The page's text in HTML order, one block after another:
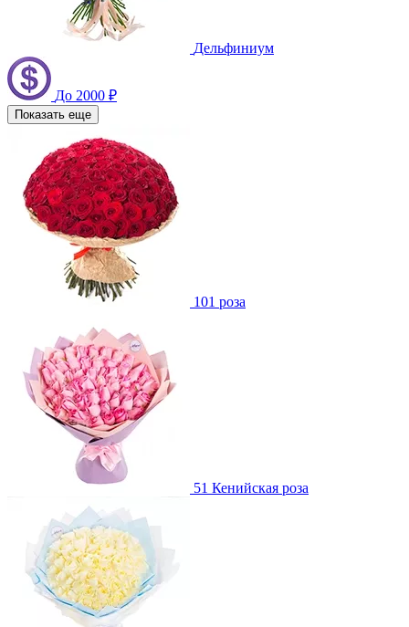
Дельфиниум
До 2000 ₽
Показать еще
101 роза
51 Кенийская роза